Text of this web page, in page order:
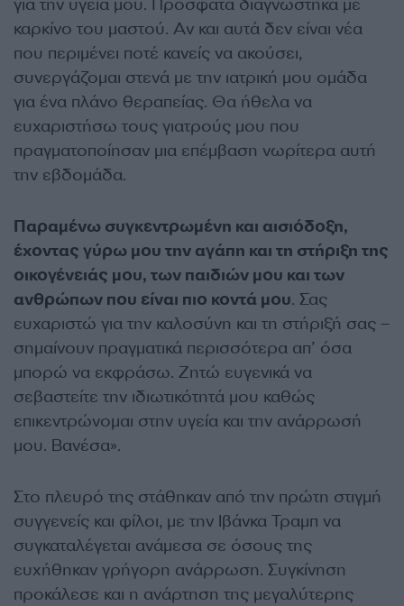
καρκίνο του μαστού. Αν και αυτά δεν είναι νέα
που περιμένει ποτέ κανείς να ακούσει,
συνεργάζομαι στενά με την ιατρική μου ομάδα
για ένα πλάνο θεραπείας. Θα ήθελα να
ευχαριστήσω τους γιατρούς μου που
πραγματοποίησαν μια επέμβαση νωρίτερα αυτή
την εβδομάδα.
Παραμένω συγκεντρωμένη και αισιόδοξη,
έχοντας γύρω μου την αγάπη και τη στήριξη της
οικογένειάς μου, των παιδιών μου και των
ανθρώπων που είναι πιο κοντά μου. Σας
ευχαριστώ για την καλοσύνη και τη στήριξή σας –
σημαίνουν πραγματικά περισσότερα απ’ όσα
μπορώ να εκφράσω. Ζητώ ευγενικά να
σεβαστείτε την ιδιωτικότητά μου καθώς
επικεντρώνομαι στην υγεία και την ανάρρωσή
μου. Βανέσα».
Στο πλευρό της στάθηκαν από την πρώτη στιγμή
συγγενείς και φίλοι, με την Ιβάνκα Τραμπ να
συγκαταλέγεται ανάμεσα σε όσους της
ευχήθηκαν γρήγορη ανάρρωση. Συγκίνηση
προκάλεσε και η ανάρτηση της μεγαλύτερης